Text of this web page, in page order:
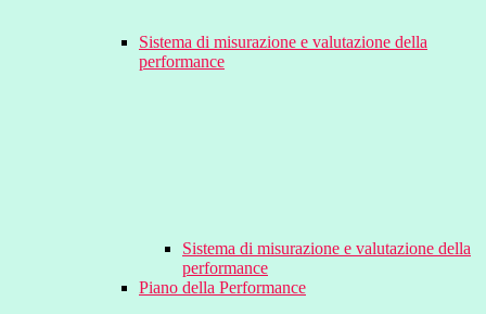
Sistema di misurazione e valutazione della
performance
Sistema di misurazione e valutazione della
performance
Piano della Performance